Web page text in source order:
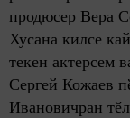
продюсер Вера
Хусана килсе
текен актерсем
Сергей Кожаев
Ивановичран